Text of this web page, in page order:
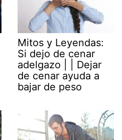
Mitos y Leyendas:
Si dejo de cenar
adelgazo | | Dejar
de cenar ayuda a
bajar de peso